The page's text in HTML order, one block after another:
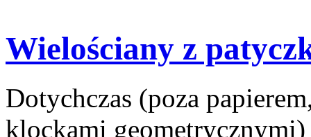
Wielościany z
Dotychczas (poza
klockami geometrycznymi)